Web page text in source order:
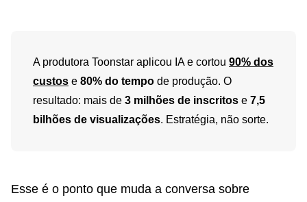
A produtora Toonstar aplicou IA e cortou 90% dos
custos e 80% do tempo de produção. O
resultado: mais de 3 milhões de inscritos e 7,5
bilhões de visualizações. Estratégia, não sorte.
Esse é o ponto que muda a conversa sobre